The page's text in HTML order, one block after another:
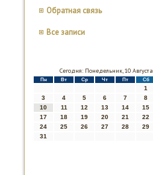
Обратная связь
Все записи
Сегодня: Понедельник, 10 Августа
Пн Вт Ср Чт Пт Сб
1
3
4 5 6 7 8
10
11 12 13 14 15
17
18 19 20 21 22
24
25 26 27 28 29
31